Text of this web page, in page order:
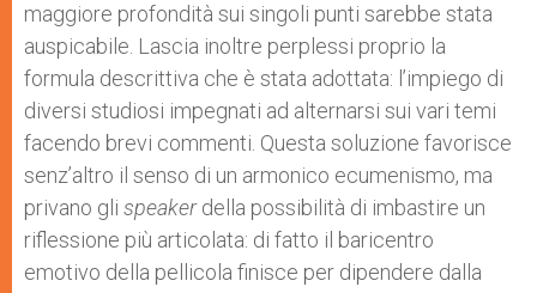
maggiore profondità sui singoli punti sarebbe stata
auspicabile. Lascia inoltre perplessi proprio la
formula descrittiva che è stata adottata: l’impiego di
diversi studiosi impegnati ad alternarsi sui vari temi
facendo brevi commenti. Questa soluzione favorisce
senz’altro il senso di un armonico ecumenismo, ma
privano gli speakerdella possibilità di imbastire un
riflessione più articolata: di fatto il baricentro
emotivo della pellicola finisce per dipendere dalla